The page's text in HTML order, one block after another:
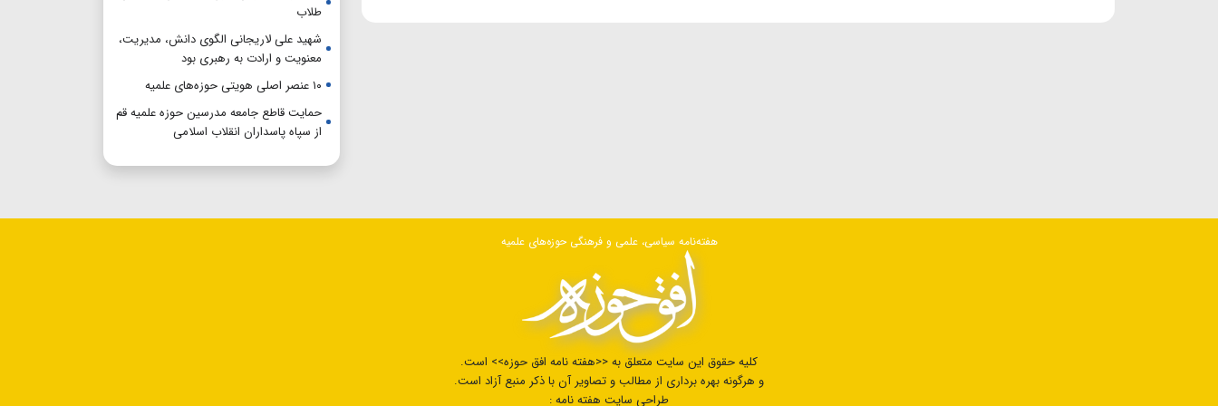
طلاب
شهید علی لاریجانی الگوی دانش، مدیریت،
معنویت و ارادت به رهبری بود
۱۰ عنصر اصلی هویتی حوزه‌های علمیه
حمایت قاطع جامعه مدرسین حوزه علمیه قم
از سپاه پاسداران انقلاب اسلامی
هفته‌نامه سیاسی، علمی و فرهنگی حوزه‌های علمیه
کلیه حقوق این سایت متعلق به <<هفته نامه افق حوزه>> است.
و هرگونه بهره برداری از مطالب و تصاویر آن با ذکر منبع آزاد است.
طراحی سایت هفته نامه :